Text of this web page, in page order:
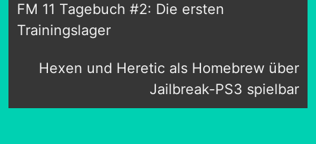
FM 11 Tagebuch #2: Die ersten
Trainingslager
Hexen und Heretic als Homebrew über
Jailbreak-PS3 spielbar